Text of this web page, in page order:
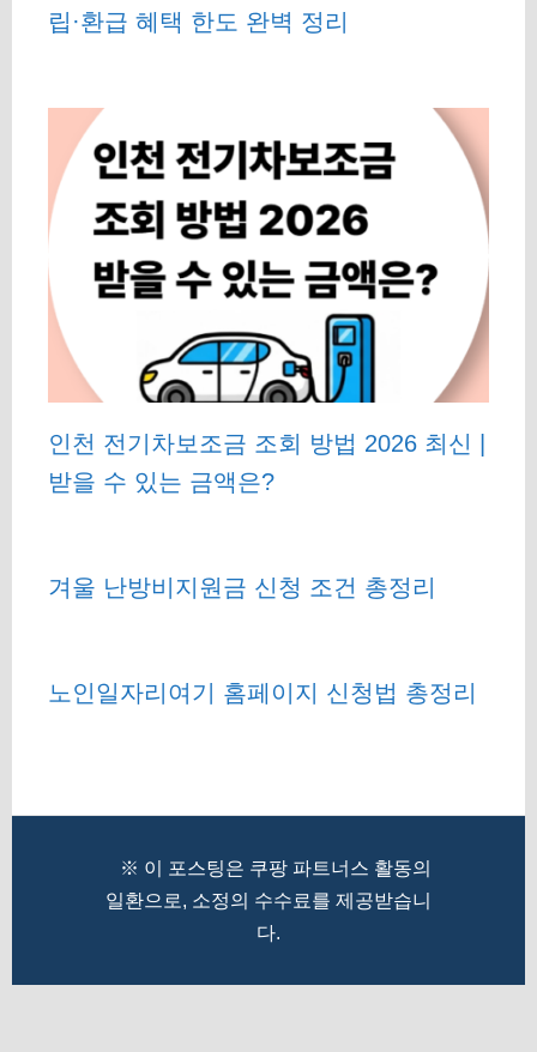
립·환급 혜택 한도 완벽 정리
인천 전기차보조금 조회 방법 2026 최신 |
받을 수 있는 금액은?
겨울 난방비지원금 신청 조건 총정리
노인일자리여기 홈페이지 신청법 총정리
※ 이 포스팅은 쿠팡 파트너스 활동의
일환으로, 소정의 수수료를 제공받습니
다.